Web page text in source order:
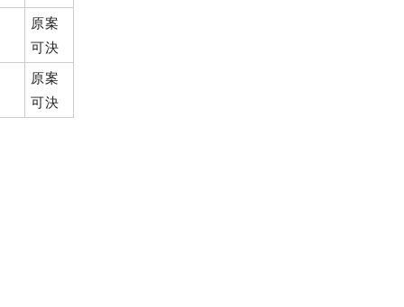
原案
可決
原案
可決